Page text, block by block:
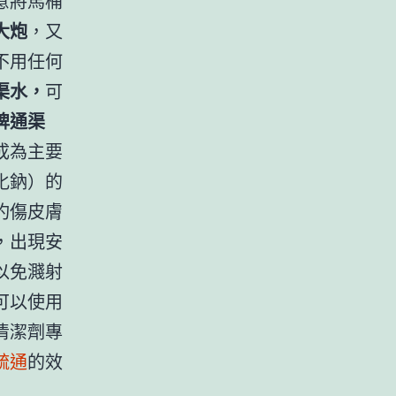
炮 ，又
用任何
水， 可
通渠
為主要
鈉）的
傷皮膚
出現安
免濺射
以使用
潔劑專
通的效